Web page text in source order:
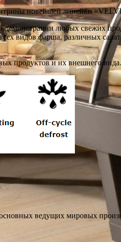
новейшей линейки
демонстрации любых свежих
видов фарша, различных
продуктов и их внешнего вида.
ведущих мировых